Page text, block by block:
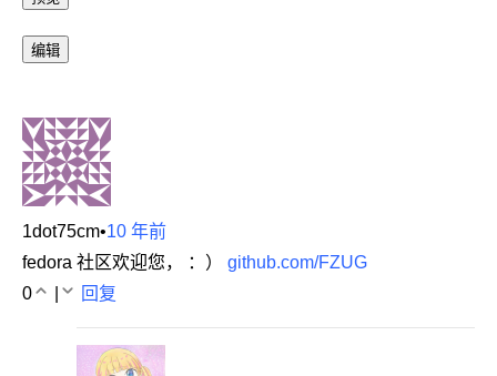
1dot75cm•10 年前
fedora 社区欢迎您， ：） github.com/FZUG
0
回复